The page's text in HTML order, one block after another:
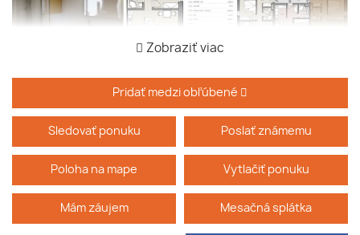
Zobraziť viac
Pridať medzi obľúbené
Sledovať ponuku Poslať známemu
Poloha na mape Vytlačiť ponuku
Mám záujem Mesačná splátka